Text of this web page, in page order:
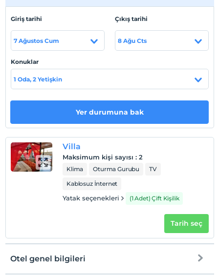
Otel koşulları
Check/in
En erken saat 16:00 ve sonrası
Check/out
En geç saat 10:00 ve öncesi
Evcil hayvan kabul edilmemektedir.
Sigara
Odalarda sigara içilmez
Çocuklar
2 yaşına kadar olan bebekler ücretsizdir.
Tesisin ücretsiz çocuk politkası yoktur
Giriş tarihi
7 Ağustos Cum
Çıkış tarihi
8 Ağu Cts
Konuklar
1 Oda, 2 Yetişkin
Yer durumuna bak
Villa
Maksimum kişi sayısı : 2
Klima Oturma Gurubu
TV
Kablosuz İnternet
Yatak seçenekleri (1 Adet) Çift Kişilik
Tarih seç
Otel genel bilgileri